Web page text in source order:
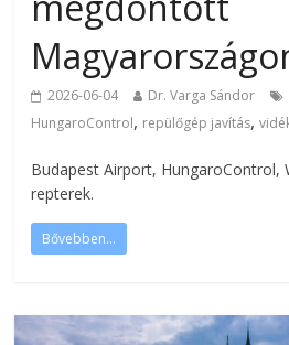
2026-06-04 Dr. Varga Sándor
HungaroControl, repülőgép javítás,
Budapest Airport, HungaroControl,
repterek.
Bővebben...